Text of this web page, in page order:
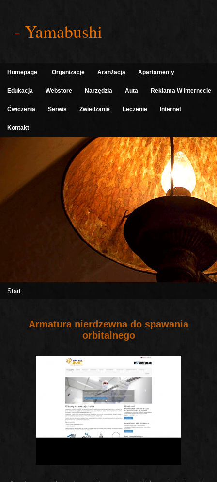
- Yamabushi
Homepage Organizacje Aranżacja Apartamenty
Edukacja Webstore Narzędzia Auta Reklama W Internecie
Ćwiczenia Serwis Zwiedzanie Leczenie Internet
Kontakt
Start
Armatura nierdzewna do spawania
orbitalnego